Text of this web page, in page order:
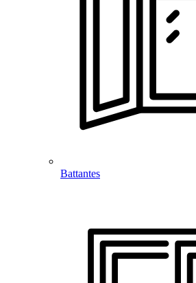
Battantes